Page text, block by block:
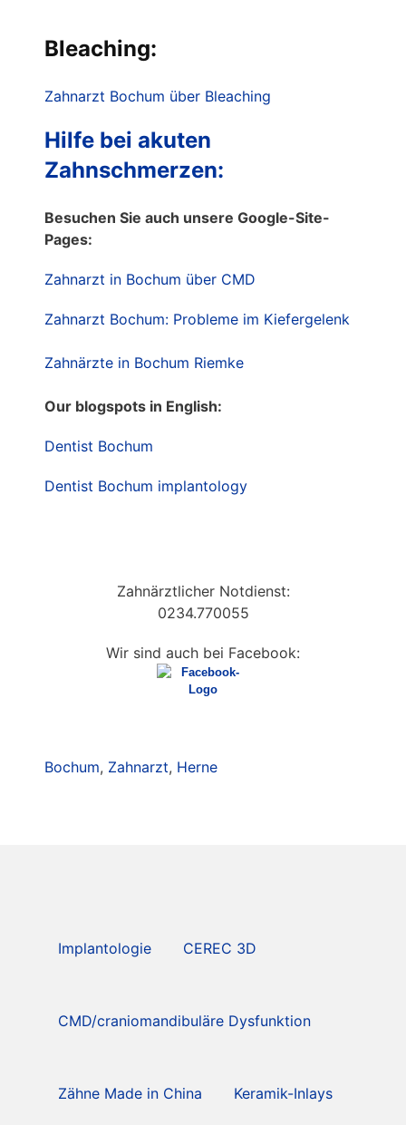
Bleaching:
Zahnarzt Bochum über Bleaching
Hilfe bei akuten
Zahnschmerzen:
Besuchen Sie auch unsere Google-Site-
Pages:
Zahnarzt in Bochum über CMD
Zahnarzt Bochum: Probleme im Kiefergelenk
Zahnärzte in Bochum Riemke
Our blogspots in English:
Dentist Bochum
Dentist Bochum implantology
Zahnärztlicher Notdienst:
0234.770055
Wir sind auch bei Facebook:
Bochum, Zahnarzt, Herne
Implantologie CEREC 3D
CMD/craniomandibuläre Dysfunktion
Zähne Made in China Keramik-Inlays